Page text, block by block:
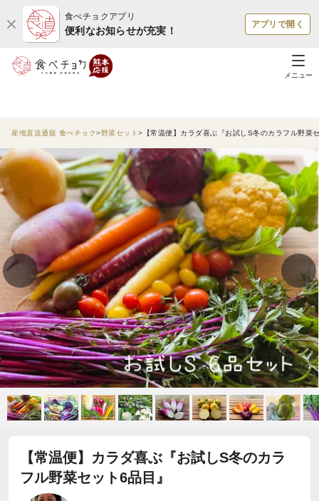
食べチョクアプリ
便利なお知らせが充実！
アプリで開く
メニュー
産地直送通販 食べチョク 野菜セット 【常温便】カラダ喜ぶ『お試しS冬のカラフル野菜
【常温便】カラダ喜ぶ『お試しS冬のカラ
フル野菜セット6品目』